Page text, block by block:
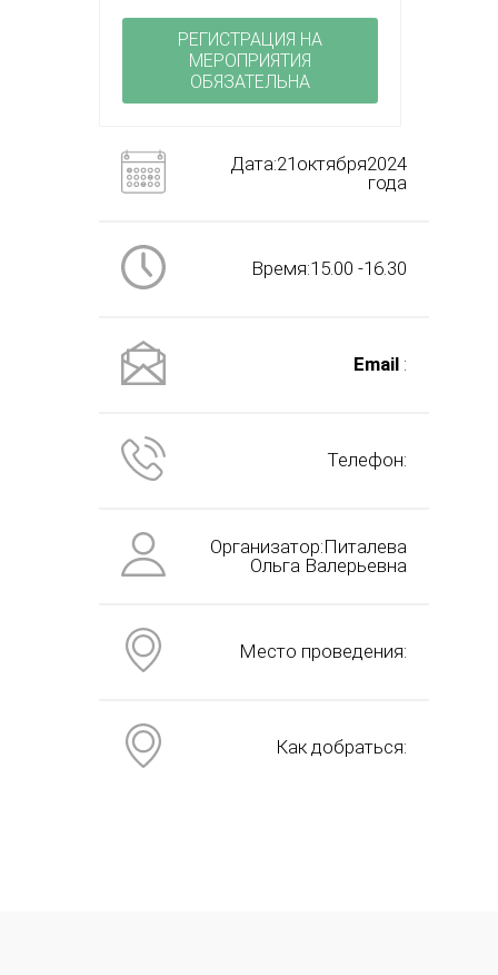
РЕГИСТРАЦИЯ НА
МЕРОПРИЯТИЯ
ОБЯЗАТЕЛЬНА
Дата:21октября2024
года
Время:15.00 -16.30
Email :
Телефон:
Организатор:Питалева
Ольга Валерьевна
Место проведения:
Как добраться: